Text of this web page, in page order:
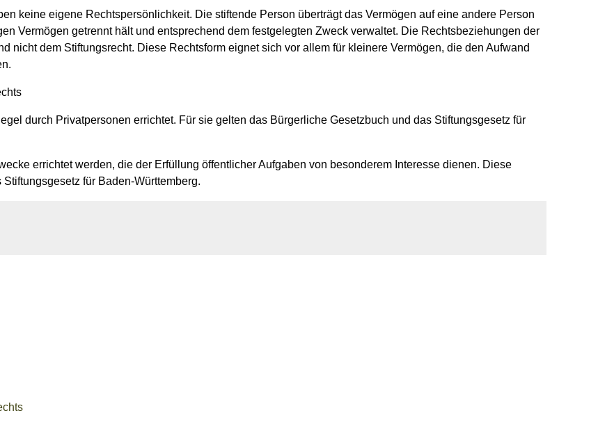
keine eigene Rechtspersönlichkeit. Die stiftende Person überträgt das Vermögen auf eine andere Person
Vermögen getrennt hält und entsprechend dem festgelegten Zweck verwaltet. Die Rechtsbeziehungen der
nicht dem Stiftungsrecht. Diese Rechtsform eignet sich vor allem für kleinere Vermögen, die den Aufwand
durch Privatpersonen errichtet. Für sie gelten das Bürgerliche Gesetzbuch und das Stiftungsgesetz für
errichtet werden, die der Erfüllung öffentlicher Aufgaben von besonderem Interesse dienen. Diese
für Baden-Württemberg.